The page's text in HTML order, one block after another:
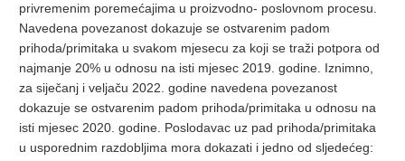
privremenim poremećajima u proizvodno- poslovnom procesu.
Navedena povezanost dokazuje se ostvarenim padom
prihoda/primitaka u svakom mjesecu za koji se traži potpora od
najmanje 20% u odnosu na isti mjesec 2019. godine. Iznimno,
za siječanj i veljaču 2022. godine navedena povezanost
dokazuje se ostvarenim padom prihoda/primitaka u odnosu na
isti mjesec 2020. godine. Poslodavac uz pad prihoda/primitaka
u usporednim razdobljima mora dokazati i jedno od sljedećeg: